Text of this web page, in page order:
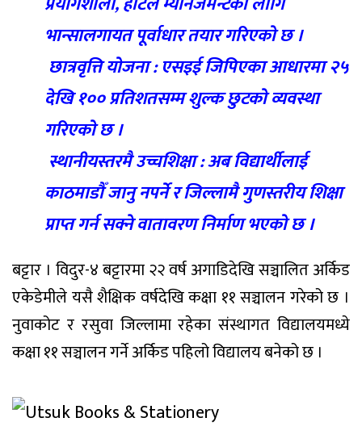
भान्सालगायत पूर्वाधार तयार गरिएको छ ।
छात्रवृत्ति योजना : एसइई जिपिएका आधारमा २५
देखि १०० प्रतिशतसम्म शुल्क छुटको व्यवस्था
गरिएको छ ।
स्थानीयस्तरमै उच्चशिक्षा : अब विद्यार्थीलाई
काठमाडौँ जानु नपर्ने र जिल्लामै गुणस्तरीय शिक्षा
प्राप्त गर्न सक्ने वातावरण निर्माण भएको छ ।
बट्टार । विदुर-४ बट्टारमा २२ वर्ष अगाडिदेखि सञ्चालित अर्किड
एकेडेमीले यसै शैक्षिक वर्षदेखि कक्षा ११ सञ्चालन गरेको छ ।
नुवाकोट र रसुवा जिल्लामा रहेका संस्थागत विद्यालयमध्ये
कक्षा ११ सञ्चालन गर्ने अर्किड पहिलो विद्यालय बनेको छ ।